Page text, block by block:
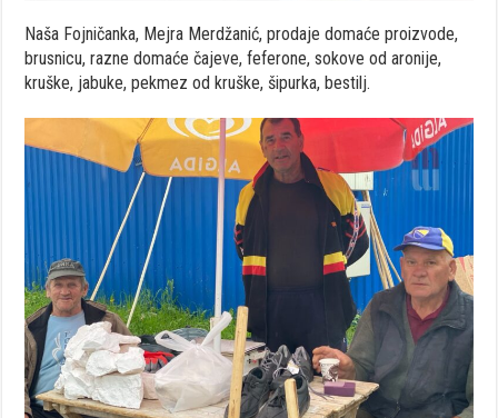
Naša Fojničanka, Mejra Merdžanić, prodaje domaće proizvode,
brusnicu, razne domaće čajeve, feferone, sokove od aronije,
kruške, jabuke, pekmez od kruške, šipurka, bestilj.